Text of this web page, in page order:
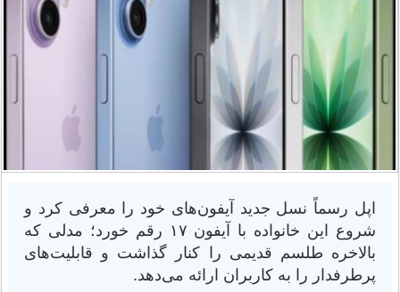
اپل رسماً نسل جدید آیفون‌های خود را معرفی کرد و
شروع این خانواده با آیفون ۱۷ رقم خورد؛ مدلی که
بالاخره طلسم قدیمی را کنار گذاشت و قابلیت‌های
پرطرفدار را به کاربران ارائه می‌دهد.